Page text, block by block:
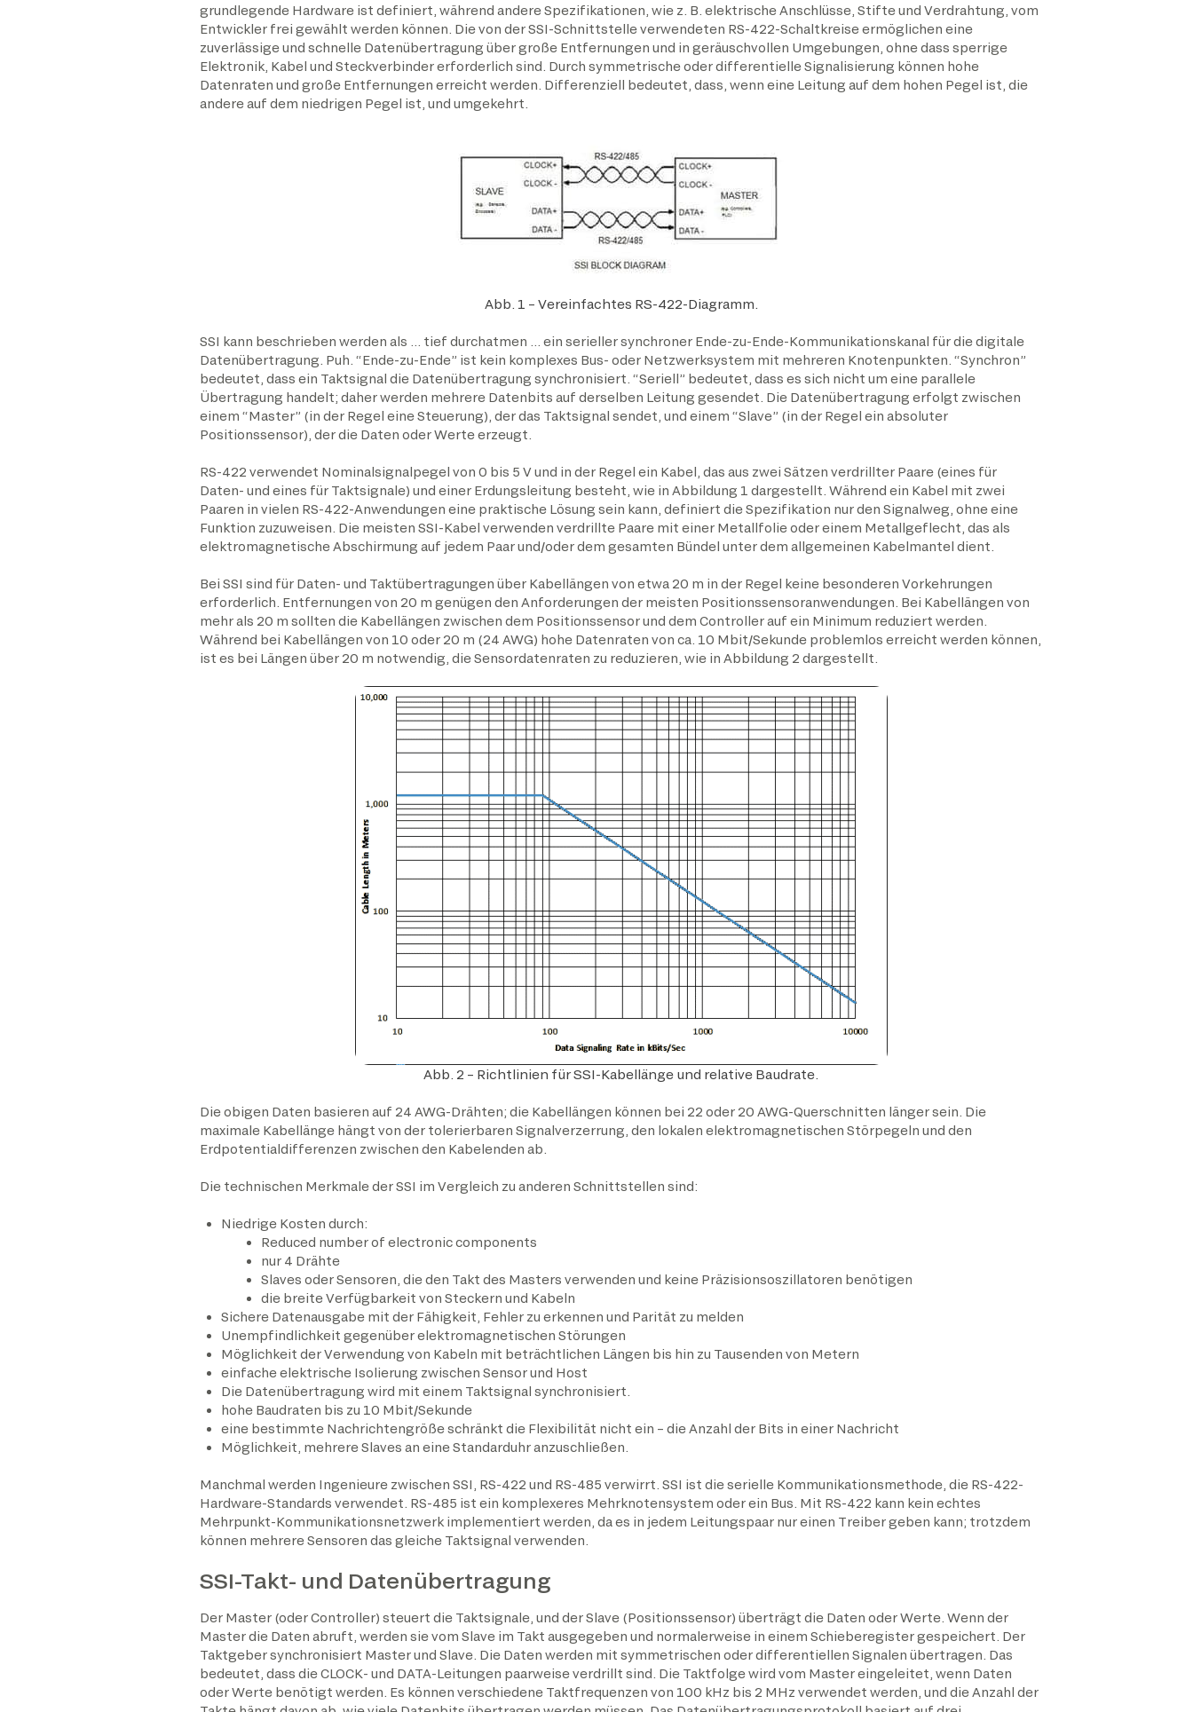
grundlegende Hardware ist definiert, während andere Spezifikationen, wie z. B. elektrische Anschlüsse, Stifte und Verdrahtung, vom
Entwickler frei gewählt werden können. Die von der SSI-Schnittstelle verwendeten RS-422-Schaltkreise ermöglichen eine
zuverlässige und schnelle Datenübertragung über große Entfernungen und in geräuschvollen Umgebungen, ohne dass sperrige
Elektronik, Kabel und Steckverbinder erforderlich sind. Durch symmetrische oder differentielle Signalisierung können hohe
Datenraten und große Entfernungen erreicht werden. Differenziell bedeutet, dass, wenn eine Leitung auf dem hohen Pegel ist, die
andere auf dem niedrigen Pegel ist, und umgekehrt.
Abb. 1 – Vereinfachtes RS-422-Diagramm.
SSI kann beschrieben werden als … tief durchatmen … ein serieller synchroner Ende-zu-Ende-Kommunikationskanal für die digitale
Datenübertragung. Puh. “Ende-zu-Ende” ist kein komplexes Bus- oder Netzwerksystem mit mehreren Knotenpunkten. “Synchron”
bedeutet, dass ein Taktsignal die Datenübertragung synchronisiert. “Seriell” bedeutet, dass es sich nicht um eine parallele
Übertragung handelt; daher werden mehrere Datenbits auf derselben Leitung gesendet. Die Datenübertragung erfolgt zwischen
einem “Master” (in der Regel eine Steuerung), der das Taktsignal sendet, und einem “Slave” (in der Regel ein absoluter
Positionssensor), der die Daten oder Werte erzeugt.
RS-422 verwendet Nominalsignalpegel von 0 bis 5 V und in der Regel ein Kabel, das aus zwei Sätzen verdrillter Paare (eines für
Daten- und eines für Taktsignale) und einer Erdungsleitung besteht, wie in Abbildung 1 dargestellt. Während ein Kabel mit zwei
Paaren in vielen RS-422-Anwendungen eine praktische Lösung sein kann, definiert die Spezifikation nur den Signalweg, ohne eine
Funktion zuzuweisen. Die meisten SSI-Kabel verwenden verdrillte Paare mit einer Metallfolie oder einem Metallgeflecht, das als
elektromagnetische Abschirmung auf jedem Paar und/oder dem gesamten Bündel unter dem allgemeinen Kabelmantel dient.
Bei SSI sind für Daten- und Taktübertragungen über Kabellängen von etwa 20 m in der Regel keine besonderen Vorkehrungen
erforderlich. Entfernungen von 20 m genügen den Anforderungen der meisten Positionssensoranwendungen. Bei Kabellängen von
mehr als 20 m sollten die Kabellängen zwischen dem Positionssensor und dem Controller auf ein Minimum reduziert werden.
Während bei Kabellängen von 10 oder 20 m (24 AWG) hohe Datenraten von ca. 10 Mbit/Sekunde problemlos erreicht werden können,
ist es bei Längen über 20 m notwendig, die Sensordatenraten zu reduzieren, wie in Abbildung 2 dargestellt.
Abb. 2 – Richtlinien für SSI-Kabellänge und relative Baudrate.
Die obigen Daten basieren auf 24 AWG-Drähten; die Kabellängen können bei 22 oder 20 AWG-Querschnitten länger sein. Die
maximale Kabellänge hängt von der tolerierbaren Signalverzerrung, den lokalen elektromagnetischen Störpegeln und den
Erdpotentialdifferenzen zwischen den Kabelenden ab.
Die technischen Merkmale der SSI im Vergleich zu anderen Schnittstellen sind:
Niedrige Kosten durch:
Reduced number of electronic components
nur 4 Drähte
Slaves oder Sensoren, die den Takt des Masters verwenden und keine Präzisionsoszillatoren benötigen
die breite Verfügbarkeit von Steckern und Kabeln
Sichere Datenausgabe mit der Fähigkeit, Fehler zu erkennen und Parität zu melden
Unempfindlichkeit gegenüber elektromagnetischen Störungen
Möglichkeit der Verwendung von Kabeln mit beträchtlichen Längen bis hin zu Tausenden von Metern
einfache elektrische Isolierung zwischen Sensor und Host
Die Datenübertragung wird mit einem Taktsignal synchronisiert.
hohe Baudraten bis zu 10 Mbit/Sekunde
eine bestimmte Nachrichtengröße schränkt die Flexibilität nicht ein – die Anzahl der Bits in einer Nachricht
Möglichkeit, mehrere Slaves an eine Standarduhr anzuschließen.
Manchmal werden Ingenieure zwischen SSI, RS-422 und RS-485 verwirrt. SSI ist die serielle Kommunikationsmethode, die RS-422-
Hardware-Standards verwendet. RS-485 ist ein komplexeres Mehrknotensystem oder ein Bus. Mit RS-422 kann kein echtes
Mehrpunkt-Kommunikationsnetzwerk implementiert werden, da es in jedem Leitungspaar nur einen Treiber geben kann; trotzdem
können mehrere Sensoren das gleiche Taktsignal verwenden.
SSI-Takt- und Datenübertragung
Der Master (oder Controller) steuert die Taktsignale, und der Slave (Positionssensor) überträgt die Daten oder Werte. Wenn der
Master die Daten abruft, werden sie vom Slave im Takt ausgegeben und normalerweise in einem Schieberegister gespeichert. Der
Taktgeber synchronisiert Master und Slave. Die Daten werden mit symmetrischen oder differentiellen Signalen übertragen. Das
bedeutet, dass die CLOCK- und DATA-Leitungen paarweise verdrillt sind. Die Taktfolge wird vom Master eingeleitet, wenn Daten
oder Werte benötigt werden. Es können verschiedene Taktfrequenzen von 100 kHz bis 2 MHz verwendet werden, und die Anzahl der